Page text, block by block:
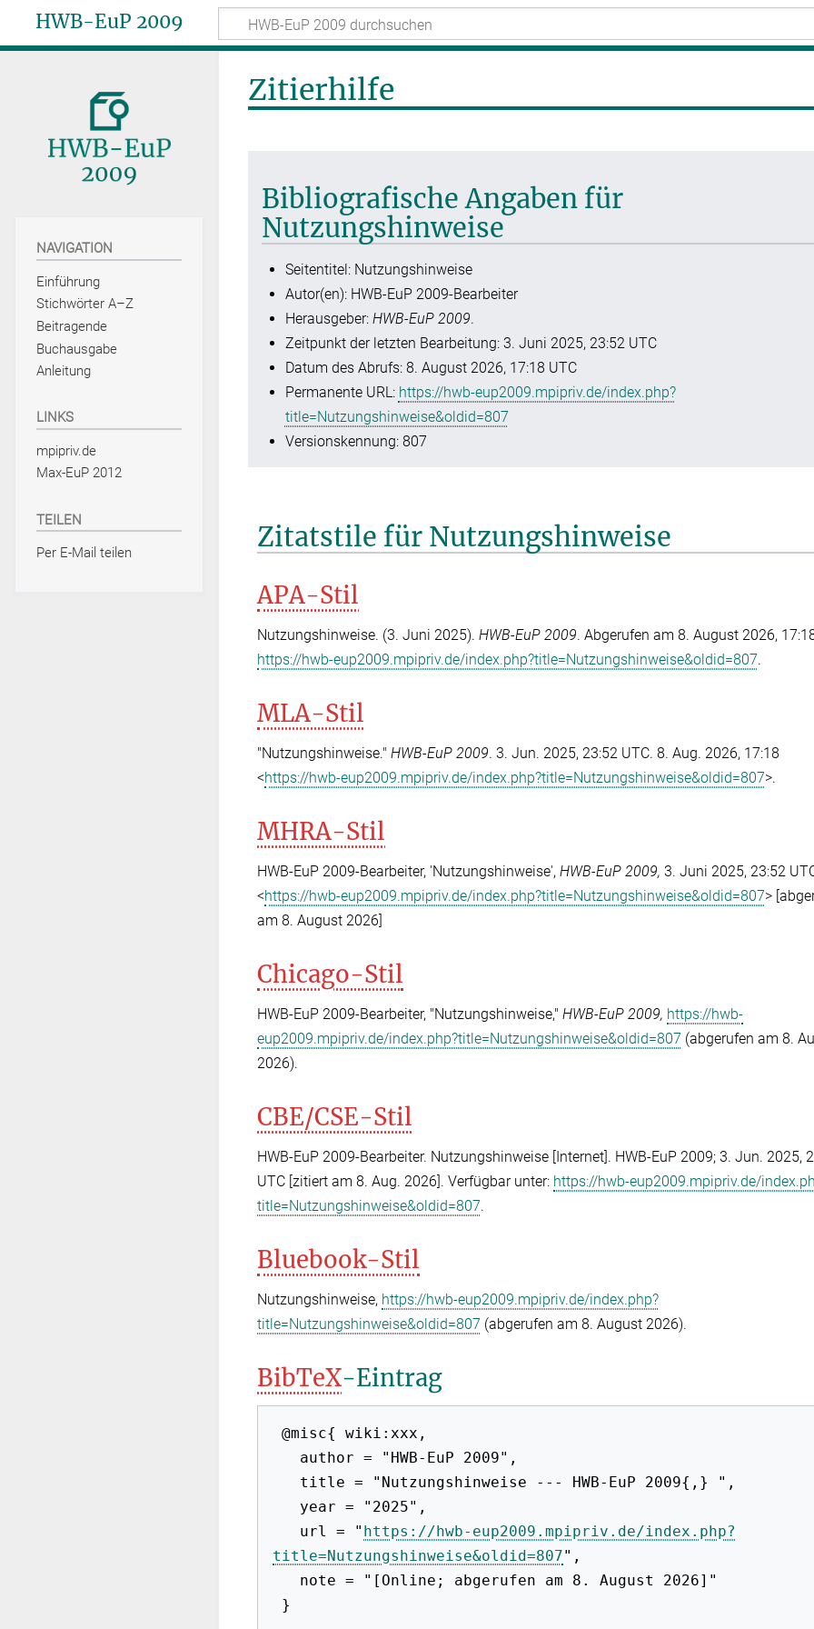
HWB-EuP 2009
Zitierhilfe
Bibliografische Angaben für
Nutzungshinweise
Seitentitel: Nutzungshinweise
Autor(en): HWB-EuP 2009-Bearbeiter
Herausgeber: HWB-EuP 2009.
Zeitpunkt der letzten Bearbeitung: 3. Juni 2025, 23:52 UTC
Datum des Abrufs: 8. August 2026, 17:18 UTC
Permanente URL: https://hwb-eup2009.mpipriv.de/index.php?
title=Nutzungshinweise&oldid=807
Versionskennung: 807
Zitatstile für Nutzungshinweise
APA-Stil
Nutzungshinweise. (3. Juni 2025). HWB-EuP 2009. Abgerufen am 8. August 2026,
https://hwb-eup2009.mpipriv.de/index.php?title=Nutzungshinweise&oldid=807.
MLA-Stil
"Nutzungshinweise." HWB-EuP 2009. 3. Jun. 2025, 23:52 UTC. 8. Aug. 2026, 17:18
<https://hwb-eup2009.mpipriv.de/index.php?title=Nutzungshinweise&oldid=807>.
MHRA-Stil
HWB-EuP 2009-Bearbeiter, 'Nutzungshinweise', HWB-EuP 2009, 3. Juni 2025, 23:52
<https://hwb-eup2009.mpipriv.de/index.php?title=Nutzungshinweise&oldid=807>
am 8. August 2026]
Chicago-Stil
HWB-EuP 2009-Bearbeiter, "Nutzungshinweise," HWB-EuP 2009, https://hwb-
eup2009.mpipriv.de/index.php?title=Nutzungshinweise&oldid=807 (abgerufen am 8.
2026).
CBE/CSE-Stil
HWB-EuP 2009-Bearbeiter. Nutzungshinweise [Internet]. HWB-EuP 2009; 3. Jun. 2025,
UTC [zitiert am 8. Aug. 2026]. Verfügbar unter: https://hwb-eup2009.mpipriv.de/
title=Nutzungshinweise&oldid=807.
Bluebook-Stil
Nutzungshinweise, https://hwb-eup2009.mpipriv.de/index.php?
title=Nutzungshinweise&oldid=807 (abgerufen am 8. August 2026).
BibTeX-Eintrag
   url = "
https://hwb-eup2009.mpipriv.de/index.php?
title=Nutzungshinweise&oldid=807",
NAVIGATION
Einführung
Stichwörter A–Z
Beitragende
Buchausgabe
Anleitung
LINKS
mpipriv.de
Max-EuP 2012
TEILEN
Per E-Mail teilen